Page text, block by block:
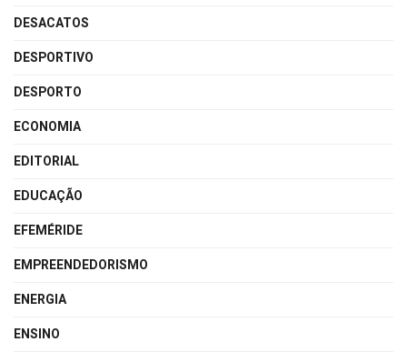
DESACATOS
DESPORTIVO
DESPORTO
ECONOMIA
EDITORIAL
EDUCAÇÃO
EFEMÉRIDE
EMPREENDEDORISMO
ENERGIA
ENSINO